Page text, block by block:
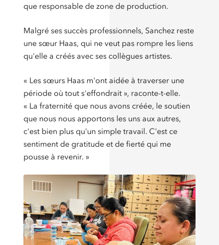
que responsable de zone de production.
Malgré ses succès professionnels, Sanchez reste
une sœur Haas, qui ne veut pas rompre les liens
qu'elle a créés avec ses collègues artistes.
« Les sœurs Haas m'ont aidée à traverser une
période où tout s'effondrait », raconte-t-elle.
« La fraternité que nous avons créée, le soutien
que nous nous apportons les uns aux autres,
c'est bien plus qu'un simple travail. C'est ce
sentiment de gratitude et de fierté qui me
pousse à revenir. »